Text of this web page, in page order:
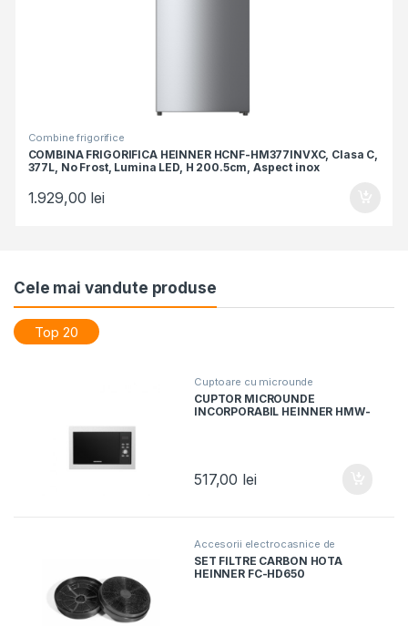
Combine frigorifice
COMBINA FRIGORIFICA HEINNER HCNF-HM377INVXC, Clasa C,
377L, No Frost, Lumina LED, H 200.5cm, Aspect inox
1.929,00 lei
Cele mai vandute produse
Top 20
Cuptoare cu microunde
CUPTOR MICROUNDE
INCORPORABIL HEINNER HMW-
517,00 lei
Accesorii electrocasnice de
bucatarie
SET FILTRE CARBON HOTA
HEINNER FC-HD650